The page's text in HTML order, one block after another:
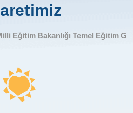
Eğitim Bakanlığı Temel Eğitim